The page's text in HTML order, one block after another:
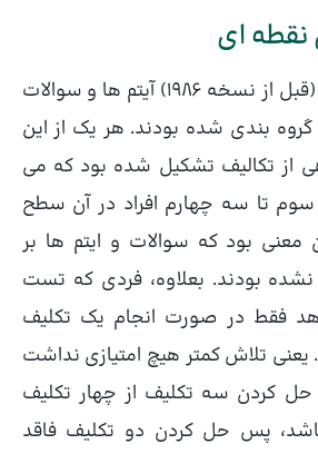
ای
در تست هوش بینه (قبل از نسخه 1986) آیتم ها و سوالات
بندی شده بودند. هر یک از این
از تکالیف تشکیل شده بود که می
تا سه چهارم افراد در آن سطح
بود که سوالات و ایتم ها بر
بودند. بعلاوه، فردی که تست
فقط در صورت انجام یک تکلیف
یعنی تلاش کمتر هیچ امتیازی نداشت
حل کردن سه تکلیف از چهار تکلیف
پس حل کردن دو تکلیف فاقد